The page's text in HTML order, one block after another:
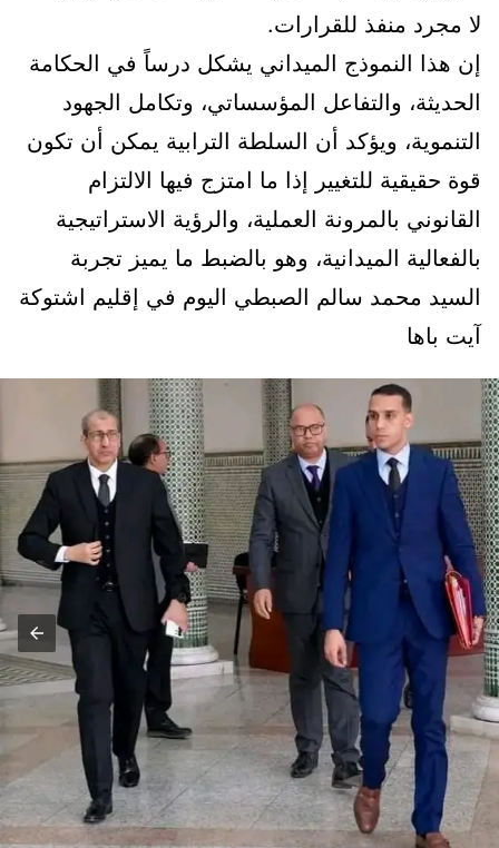
لا مجرد منفذ للقرارات.
إن هذا النموذج الميداني يشكل درساً في الحكامة
الحديثة، والتفاعل المؤسساتي، وتكامل الجهود
التنموية، ويؤكد أن السلطة الترابية يمكن أن تكون
قوة حقيقية للتغيير إذا ما امتزج فيها الالتزام
القانوني بالمرونة العملية، والرؤية الاستراتيجية
بالفعالية الميدانية، وهو بالضبط ما يميز تجربة
السيد محمد سالم الصبطي اليوم في إقليم اشتوكة
آيت باها